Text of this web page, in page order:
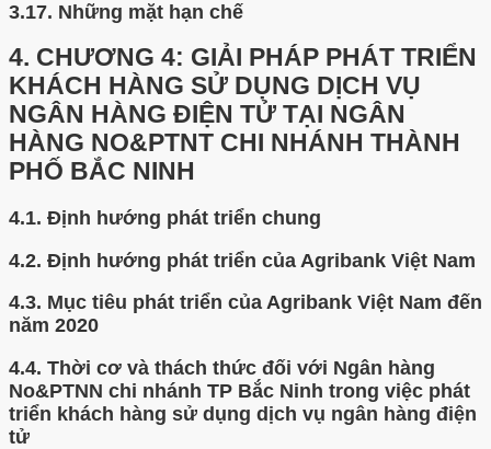
3.17. Những mặt hạn chế
4. CHƯƠNG 4: GIẢI PHÁP PHÁT TRIỂN
KHÁCH HÀNG SỬ DỤNG DỊCH VỤ
NGÂN HÀNG ĐIỆN TỬ TẠI NGÂN
HÀNG NO&PTNT CHI NHÁNH THÀNH
PHỐ BẮC NINH
4.1. Định hướng phát triển chung
4.2. Định hướng phát triển của Agribank Việt Nam
4.3. Mục tiêu phát triển của Agribank Việt Nam đến
năm 2020
4.4. Thời cơ và thách thức đối với Ngân hàng
No&PTNN chi nhánh TP Bắc Ninh trong việc phát
triển khách hàng sử dụng dịch vụ ngân hàng điện
tử